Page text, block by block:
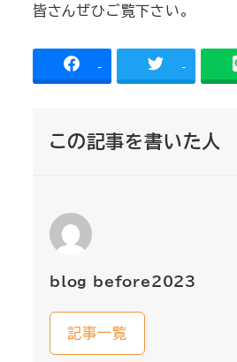
皆さんぜひご覧下さい。
- -
この記事を書いた人
blog_before2023
記事一覧